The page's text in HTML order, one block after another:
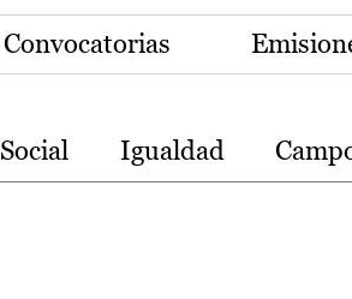
Convocatorias
Social Igualdad